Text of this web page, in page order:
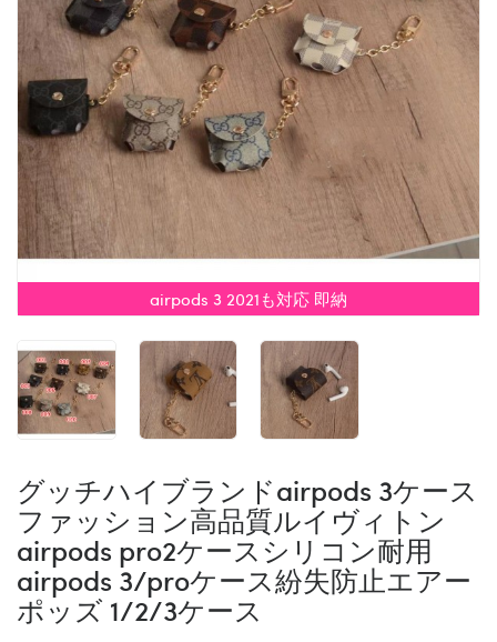
airpods 3 2021も対応 即納
グッチハイブランドairpods 3ケース
ファッション高品質ルイヴィトン
airpods pro2ケースシリコン耐用
airpods 3/proケース紛失防止エアー
ポッズ 1/2/3ケース